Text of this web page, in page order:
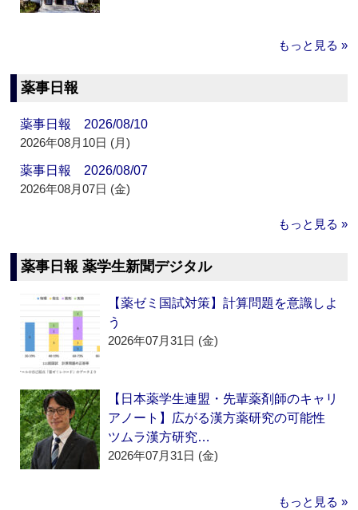
もっと見る »
薬事日報
薬事日報 2026/08/10
2026年08月10日 (月)
薬事日報 2026/08/07
2026年08月07日 (金)
もっと見る »
薬事日報 薬学生新聞デジタル
【薬ゼミ国試対策】計算問題を意識しよ
う
2026年07月31日 (金)
【日本薬学生連盟・先輩薬剤師のキャリ
アノート】広がる漢方薬研究の可能性
ツムラ漢方研究…
2026年07月31日 (金)
もっと見る »